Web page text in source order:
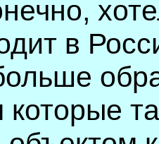
в
которые